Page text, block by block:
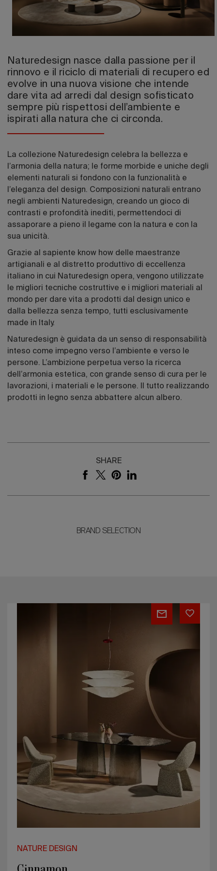
Edizione
Naturedesign nasce dalla passione per il
rinnovo e il riciclo di materiali di recupero ed
evolve in una nuova visione che intende
dare vita ad arredi dal design sofisticato
sempre più rispettosi dell’ambiente e
ispirati alla natura che ci circonda.
La collezione Naturedesign celebra la bellezza e
l’armonia della natura; le forme morbide e uniche degli
elementi naturali si fondono con la funzionalità e
l’eleganza del design. Composizioni naturali entrano
negli ambienti Naturedesign, creando un gioco di
contrasti e profondità inediti, permettendoci di
assaporare a pieno il legame con la natura e con la
sua unicità.
Grazie al sapiente know how delle maestranze
artigianali e al distretto produttivo di eccellenza
italiano in cui Naturedesign opera, vengono utilizzate
le migliori tecniche costruttive e i migliori materiali al
mondo per dare vita a prodotti dal design unico e
dalla bellezza senza tempo, tutti esclusivamente
made in Italy.
Naturedesign è guidata da un senso di responsabilità
inteso come impegno verso l’ambiente e verso le
persone. L’ambizione perpetua verso la ricerca
dell’armonia estetica, con grande senso di cura per le
lavorazioni, i materiali e le persone. Il tutto realizzando
prodotti in legno senza abbattere alcun albero.
SHARE
BRAND SELECTION
NATURE DESIGN